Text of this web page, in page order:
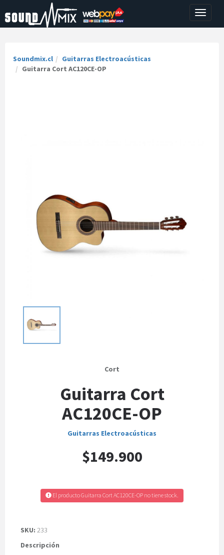
Toggle
Soundmix.cl
Guitarras Electroacústicas
Guitarra Cort AC120CE-OP
Cort
Guitarra Cort
AC120CE-OP
Guitarras Electroacústicas
$149.900
El producto Guitarra Cort AC120CE-OP no tiene stock.
SKU: 233
Descripción